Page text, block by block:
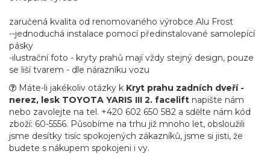
zaručená kvalita od renomovaného výrobce Alu Frost
--jednoduchá instalace pomocí předinstalované samolepící
pásky
-ilustrační foto - kryty prahů mají vždy stejný design, pouze
se liší tvarem - dle nárazníku vozu
Máte-li jakékoliv otázky k Kryt prahu zadních dveří -
nerez, lesk TOYOTA YARIS III 2. facelift napište nám
nebo zavolejte na tel. +420 602 650 582 a sdělte nám kód
zboží: 60-5556. Působíme na trhu již mnoho let, obsloužili
jsme desítky tisíc spokojených zákazníků, jsme si jisti, že
budete s nákupem spokojeni i vy.